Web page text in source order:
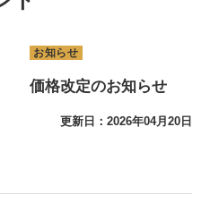
お知らせ
価格改定のお知らせ
更新日：2026年04月20日